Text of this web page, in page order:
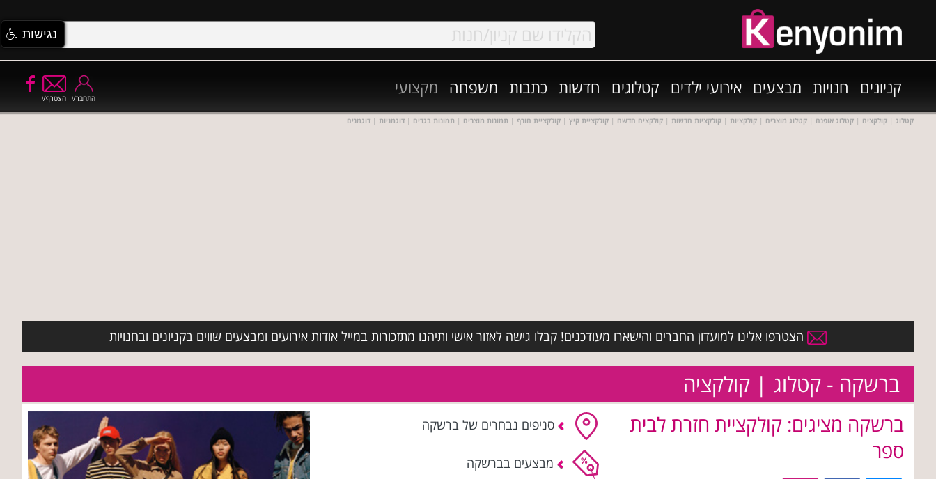
קניונים חנויות מבצעים אירועי ילדים קטלוגים חדשות כתבות משפחה מקצועי
הצטרף/י התחבר/י
קטלוג | קולקציה | קטלוג אופנה | קטלוג מוצרים | קולקציות | קולקציות חדשות | קולקציה חדשה | קולקציית קיץ | קולקציית חורף | תמונות מוצרים | תמונות בגדים | דוגמניות | דוגמנים
הצטרפו אלינו למועדון החברים והישארו מעודכנים! קבלו גישה לאזור אישי ותיהנו מתזכורות במייל אודות אירועים ומבצעים שווים בקניונים ובחנויות
ברשקה - קטלוג | קולקציה
ברשקה מציגים: קולקציית חזרת לבית
ספר
סניפים נבחרים של ברשקה
מבצעים בברשקה
נגישות